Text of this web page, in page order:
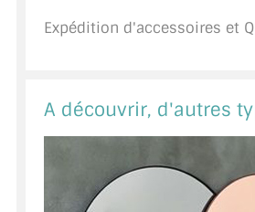
NOUS CONTACTER
Expédition d'accessoires et
A découvrir, d'autres